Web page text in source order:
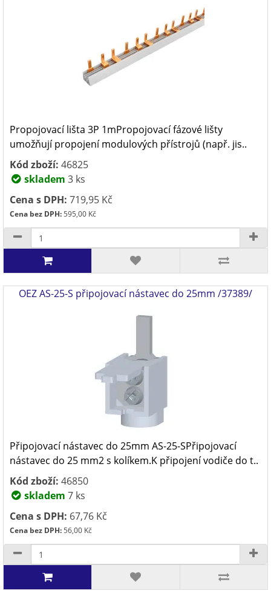
Propojovací lišta 3P 1mPropojovací fázové lišty
umožňují propojení modulových přístrojů (např. jis..
Kód zboží: 46825
skladem 3 ks
Cena s DPH: 719,95 Kč
Cena bez DPH:595,00 Kč
OEZ AS-25-S připojovací nástavec do 25mm /37389/
Připojovací nástavec do 25mm AS-25-SPřipojovací
nástavec do 25 mm2 s kolíkem.K připojení vodiče do t..
Kód zboží: 46850
skladem 7 ks
Cena s DPH: 67,76 Kč
Cena bez DPH:56,00 Kč